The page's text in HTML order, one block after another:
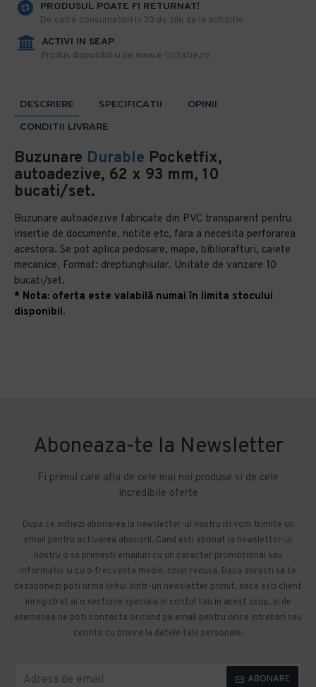
PRODUSUL POATE FI RETURNAT!
De catre consumatori in 30 de zile de la achizitie
ACTIVI IN SEAP
Produs disponibil si pe www.e-licitatie.ro
DESCRIERE SPECIFICATII
OPINII
CONDITII LIVRARE
Buzunare Durable Pocketfix,
autoadezive, 62 x 93 mm, 10
bucati/set.
Buzunare autoadezive fabricate din PVC transparent pentru
insertie de documente, notite etc, fara a necesita perforarea
acestora. Se pot aplica pedosare, mape, bibliorafturi, caiete
mecanice. Format: dreptunghiular. Unitate de vanzare 10
bucati/set.
* Nota: oferta este valabilă numai în limita stocului
disponibil.
Aboneaza-te la Newsletter
Fi primul care afla de cele mai noi produse si de cele
incredibile oferte
Dupa ce initiezi abonarea la newsletter-ul nostru iti vom trimite un
email pentru activarea abonarii. Cand esti abonat la newsletter-ul
nostru o sa primesti emailuri cu un caracter promotional sau
informativ si cu o frecventa medie, chiar redusa. Daca doresti sa te
dezabonezi poti urma linkul dintr-un newsletter primit, daca esti client
inregistrat ai o sectiune speciala in contul tau in acest scop, si de
asemenea ne poti contacta oricand pe email pentru orice intrebari sau
cerinte cu privire la datele tale personale.
ABONARE